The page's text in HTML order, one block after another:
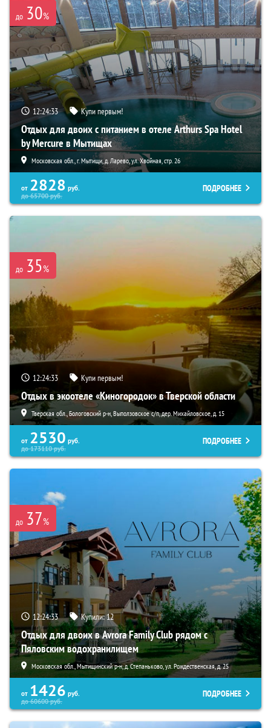
до 30%
12:24:32 Купи первым!
Отдых для двоих с питанием в отеле Arthurs Spa Hotel
by Mercure в Мытищах
Московская обл., г. Мытищи, д. Ларево, ул. Хвойная, стр. 26
от 2828 руб.
до65700руб.
ПОДРОБНЕЕ
до 35%
12:24:32 Купи первым!
Отдых в экоотеле «Киногородок» в Тверской области
Тверская обл., Бологовский р-н, Выползовское с/п, дер. Михайловское, д. 15
от 2530 руб.
до173110руб.
ПОДРОБНЕЕ
до 37%
12:24:32 Купили:12
Отдых для двоих в Avrora Family Club рядом с
Пяловским водохранилищем
Московская обл., Мытищинский р-н, д. Степаньково, ул. Рождественская, д. 25
от 1426 руб.
до60600руб.
ПОДРОБНЕЕ